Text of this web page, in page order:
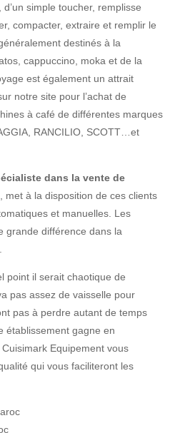
simple toucher, remplisse
compacter, extraire et remplir le
destinés à la
cappuccino, moka et de la
est également un attrait
notre site pour l’achat de
à café de différentes marques
RANCILIO, SCOTT…et
dans la vente de
, met à la disposition de ces clients
et manuelles. Les
grande différence dans la
point il serait chaotique de
pas assez de vaisselle pour
pas à perdre autant de temps
établissement gagne en
Equipement vous
qui vous faciliteront les